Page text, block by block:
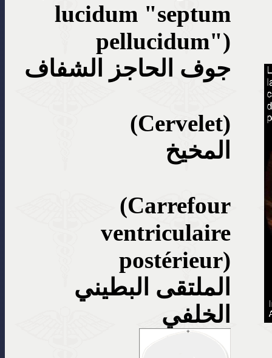
lucidum "septum
pellucidum")
جوف الحاجز الشفاف
(Cervelet)
المخيخ
(Carrefour
ventriculaire
postérieur)
الملتقى البطيني
الخلفي